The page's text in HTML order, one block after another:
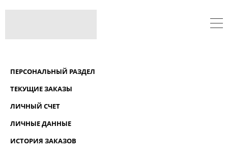
ПЕРСОНАЛЬНЫЙ РАЗДЕЛ
ТЕКУЩИЕ ЗАКАЗЫ
ЛИЧНЫЙ СЧЕТ
ЛИЧНЫЕ ДАННЫЕ
ИСТОРИЯ ЗАКАЗОВ